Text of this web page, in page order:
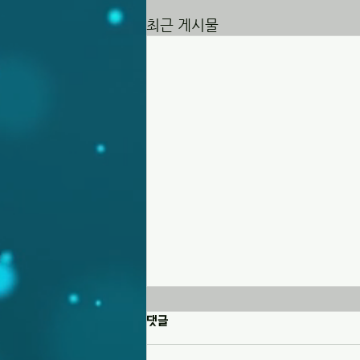
최근 게시물
20260808 교회소식
1. 오늘은 광복절 기념 예배로 드립
댓글